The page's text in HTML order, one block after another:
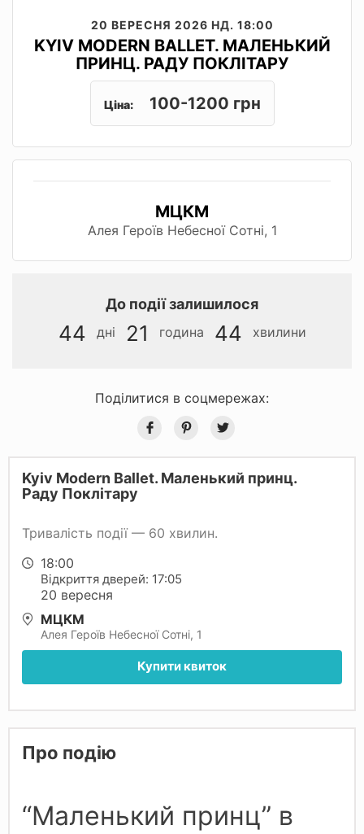
20 ВЕРЕСНЯ 2026 НД. 18:00
KYIV MODERN BALLET. МАЛЕНЬКИЙ
ПРИНЦ. РАДУ ПОКЛІТАРУ
Ціна: 100-1200 грн
МЦКМ
Алея Героїв Небесної Сотні, 1
До події залишилося
44 дні 21 година 44 хвилини
Поділитися в соцмережах:
Kyiv Modern Ballet. Маленький принц.
Раду Поклітару
Тривалість події — 60 хвилин.
18:00
Відкриття дверей: 17:05
20 вересня
МЦКМ
Алея Героїв Небесної Сотні, 1
Купити квиток
Про подію
“Маленький принц” в